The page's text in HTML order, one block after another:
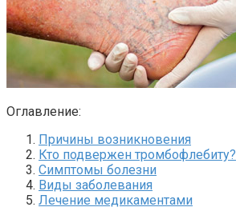
Оглавление:
Причины возникновения
Кто подвержен тромбофлебиту?
Симптомы болезни
Виды заболевания
Лечение медикаментами